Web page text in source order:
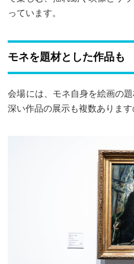
っています。
モネを題材とした作品も
会場には、モネ自身を絵画の
深い作品の展示も複数ありま